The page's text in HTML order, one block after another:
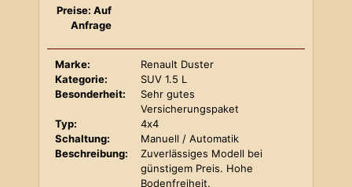
Preise: Auf
Anfrage
Marke:
Renault Duster
Kategorie:
SUV 1.5 L
Besonderheit:
Sehr gutes
Versicherungspaket
Typ:
4x4
Schaltung:
Manuell / Automatik
Beschreibung:
Zuverlässiges Modell bei
günstigem Preis. Hohe
Bodenfreiheit.